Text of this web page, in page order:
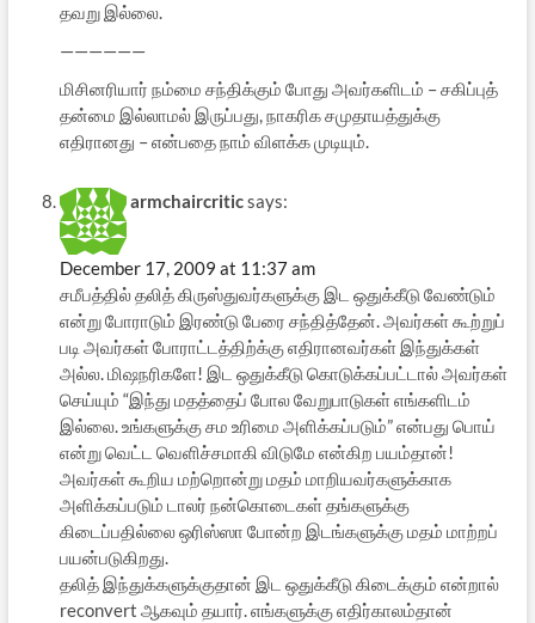
தவறு இல்லை.
——————
மிசினரியார் நம்மை சந்திக்கும் போது அவர்களிடம் – சகிப்புத்
தன்மை இல்லாமல் இருப்பது, நாகரிக சமுதாயத்துக்கு
எதிரானது – என்பதை நாம் விளக்க முடியும்.
armchaircriticsays:
December 17, 2009 at 11:37 am
சமீபத்தில் தலித் கிருஸ்துவர்களுக்கு இட ஒதுக்கீடு வேண்டும்
என்று போராடும் இரண்டு பேரை சந்தித்தேன். அவர்கள் கூற்றுப்
படி அவர்கள் போராட்டத்திற்க்கு எதிரானவர்கள் இந்துக்கள்
அல்ல. மிஷநரிகளே! இட ஒதுக்கீடு கொடுக்கப்பட்டால் அவர்கள்
செய்யும் “இந்து மதத்தைப் போல வேறுபாடுகள் எங்களிடம்
இல்லை. உங்களுக்கு சம உரிமை அளிக்கப்படும்” என்பது பொய்
என்று வெட்ட வெளிச்சமாகி விடுமே என்கிற பயம்தான்!
அவர்கள் கூறிய மற்றொன்று மதம் மாறியவர்களுக்காக
அளிக்கப்படும் டாலர் நன்கொடைகள் தங்களுக்கு
கிடைப்பதில்லை ஒரிஸ்ஸா போன்ற இடங்களுக்கு மதம் மாற்றப்
பயன்படுகிறது.
தலித் இந்துக்களுக்குதான் இட ஒதுக்கீடு கிடைக்கும் என்றால்
reconvert ஆகவும் தயார். எங்களுக்கு எதிர்காலம்தான்